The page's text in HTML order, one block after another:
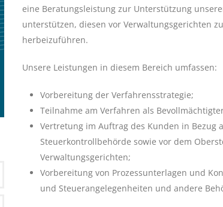
eine Beratungsleistung zur Unterstützung
unterstützen, diesen vor Verwaltungsgerichten
herbeizuführen.
Unsere Leistungen in diesem Bereich umfassen:
Vorbereitung der Verfahrensstrategie;
Teilnahme am Verfahren als
Vertretung im Auftrag des Kunden in
Steuerkontrollbehörde sowie vor dem
Verwaltungsgerichten;
Vorbereitung von Prozessunterlagen und
und Steuerangelegenheiten und andere